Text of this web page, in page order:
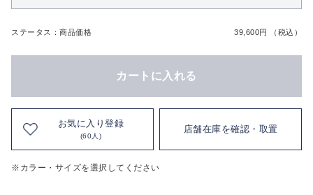
ステータス：商品価格 39,600円 （税込）
カートに入れる
お気に入り登録
(60人)
店舗在庫を確認・取置
※カラー・サイズを選択してください